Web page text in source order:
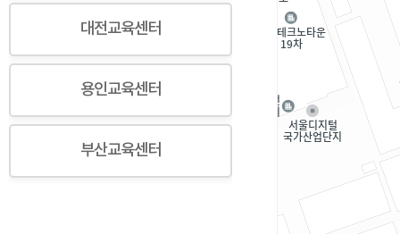
대전교육센터
용인교육센터
부산교육센터